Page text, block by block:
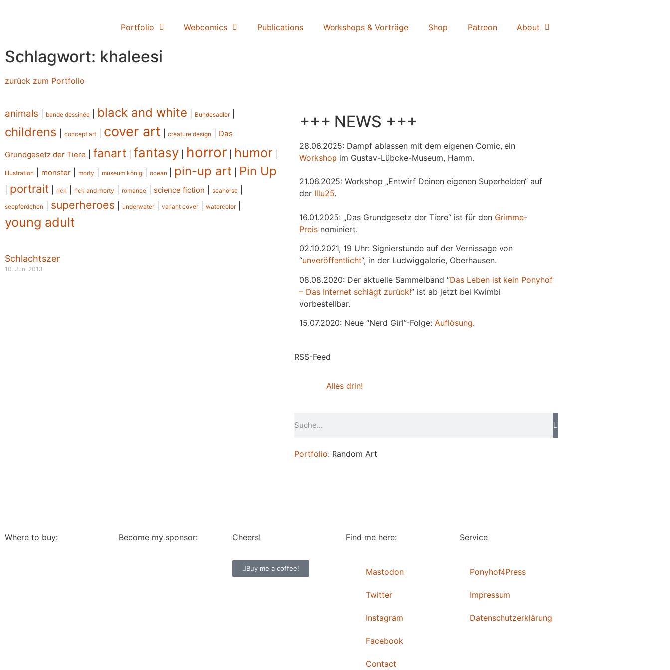
Portfolio Webcomics Publications Workshops & Vorträge Shop Patreon About
Schlagwort: khaleesi
zurück zum Portfolio
animals bande dessinée black and white Bundesadler|
childrens concept art cover art creature design Das
Grundgesetz der Tiere fanart fantasy horror humor
Illustration monster morty museum könig ocean pin-up art Pin Up
portrait rick rick and morty romance science fiction seahorse
seepferdchen superheroes underwater| variant cover| watercolor|
young adult
Schlachtszenen
10. Juni 2013
+++ NEWS +++
28.06.2025: Dampf ablassen mit dem eigenen Comic, ein
Workshop im Gustav-Lübcke-Museum, Hamm.
21.06.2025: Workshop „Entwirf Deinen eigenen Superhelden“ auf
der Illu25.
16.01.2025: „Das Grundgesetz der Tiere“ ist für den Grimme-
Preis nominiert.
02.10.2021, 19 Uhr: Signierstunde auf der Vernissage von
“unveröffentlicht“, in der Ludwiggalerie, Oberhausen.
08.08.2020: Der aktuelle Sammelband “Das Leben ist kein Ponyhof
– Das Internet schlägt zurück!” ist ab jetzt bei Kwimbi
vorbestellbar.
15.07.2020: Neue “Nerd Girl”-Folge: Auflösung.
RSS-Feed
Alles drin!
Portfolio: Random Art
Where to buy: Become my sponsor: Cheers!
Buy me a coffee!
Find me here:
Mastodon
Twitter
Instagram
Facebook
Contact
Service
Ponyhof4Press
Impressum
Datenschutzerklärung